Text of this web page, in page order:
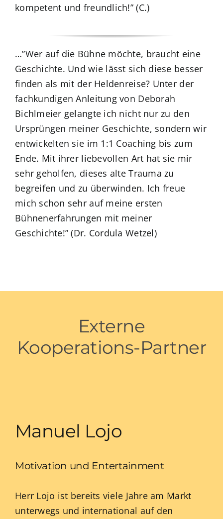
kompetent und freundlich!” (C.)
…”Wer auf die Bühne möchte, braucht eine
Geschichte. Und wie lässt sich diese besser
finden als mit der Heldenreise? Unter der
fachkundigen Anleitung von Deborah
Bichlmeier gelangte ich nicht nur zu den
Ursprüngen meiner Geschichte, sondern wir
entwickelten sie im 1:1 Coaching bis zum
Ende. Mit ihrer liebevollen Art hat sie mir
sehr geholfen, dieses alte Trauma zu
begreifen und zu überwinden. Ich freue
mich schon sehr auf meine ersten
Bühnenerfahrungen mit meiner
Geschichte!” (Dr. Cordula Wetzel)
Externe
Kooperations-Partner
Manuel Lojo
Motivation und Entertainment
Herr Lojo ist bereits viele Jahre am Markt
unterwegs und international auf den